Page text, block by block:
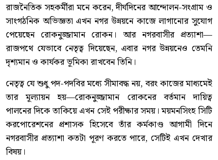
রাজনৈতিক সহকর্মীরা মনে করেন, দীর্ঘদিনের আন্দোলন-সংগ্রাম ও
সাংগঠনিক অভিজ্ঞতা এখন নগর উন্নয়নে কাজে লাগানোর সুযোগ
পেয়েছেন রোকনুজ্জামান রোকন। আর নগরবাসীর প্রত্যাশা—
রাজপথে যেভাবে নেতৃত্ব দিয়েছেন, এবার নগর উন্নয়নেও তেমনি
দৃশ্যমান ও কার্যকর ভূমিকা রাখবেন তিনি।
নেতৃত্ব যে শুধু পদ-পদবির মধ্যে সীমাবদ্ধ নয়, বরং কাজের মাধ্যমেই
তার মূল্যায়ন হয়—রোকনুজ্জামান রোকনের বর্তমান দায়িত্ব
পালনের দিকে তাকিয়ে এখন সেই পরীক্ষার সময়। ময়মনসিংহ সিটি
করপোরেশনের প্রশাসক হিসেবে তাঁর কর্মকাণ্ড আগামী দিনে
নগরবাসীর প্রত্যাশা কতটা পূরণ করতে পারে, সেটিই এখন দেখার
বিষয়।